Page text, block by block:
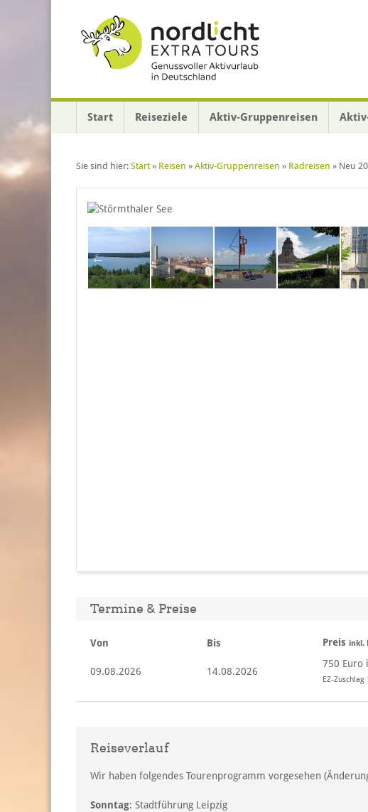
Start Reiseziele Aktiv-Gruppenreisen
Sie sind hier: Start » Reisen » Aktiv-Gruppenreisen » Radreisen » Neu
Termine & Preise
Von Bis Preis inkl.
09.08.2026 14.08.2026
750 Euro
EZ-Zuschlag
Reiseverlauf
Wir haben folgendes Tourenprogramm vorgesehen
Sonntag: Stadtführung Leipzig
Zur Datenschutzerklärung